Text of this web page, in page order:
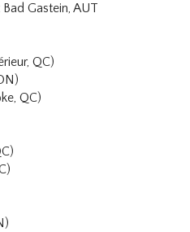
Gastein, AUT
QC)
QC)